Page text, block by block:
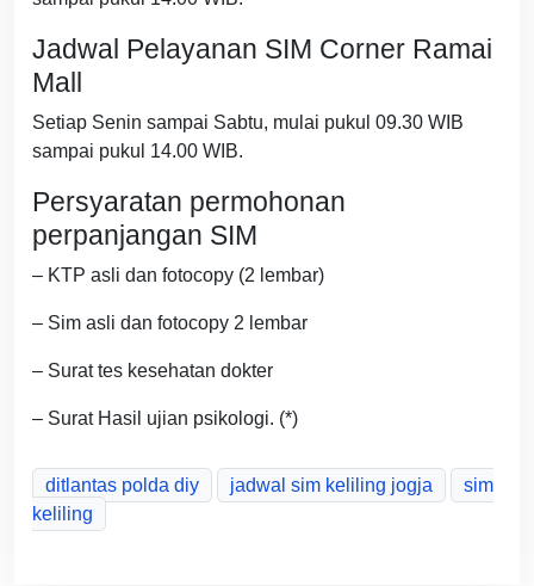
Jadwal Pelayanan SIM Corner Ramai
Mall
Setiap Senin sampai Sabtu, mulai pukul 09.30 WIB
sampai pukul 14.00 WIB.
Persyaratan permohonan
perpanjangan SIM
– KTP asli dan fotocopy (2 lembar)
– Sim asli dan fotocopy 2 lembar
– Surat tes kesehatan dokter
– Surat Hasil ujian psikologi. (*)
ditlantas polda diy jadwal sim keliling jogja
sim
keliling